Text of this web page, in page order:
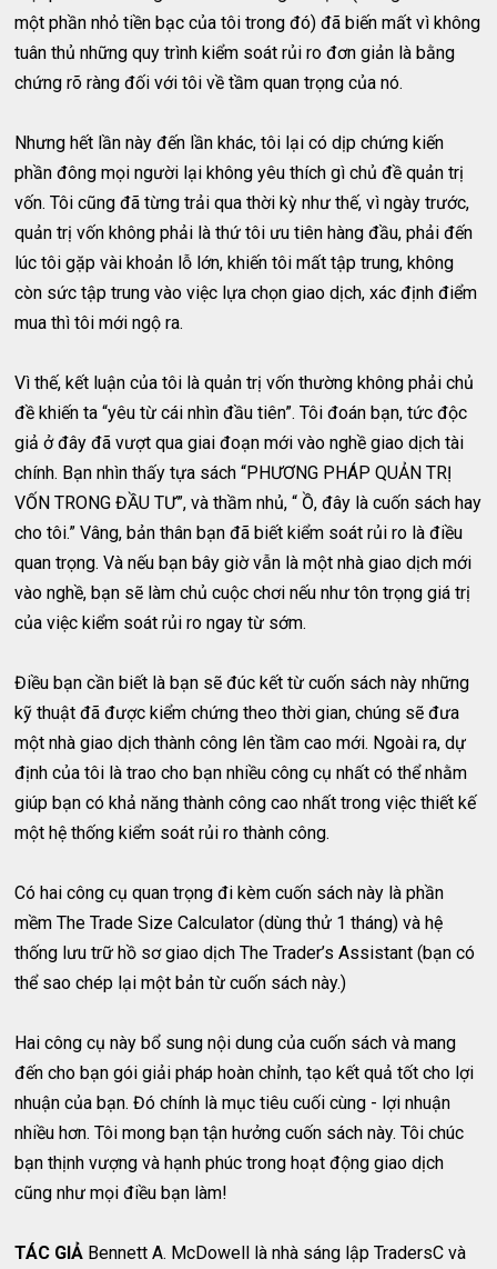
một phần nhỏ tiền bạc của tôi trong đó) đã biến mất vì không
tuân thủ những quy trình kiểm soát rủi ro đơn giản là bằng
chứng rõ ràng đối với tôi về tầm quan trọng của nó.
Nhưng hết lần này đến lần khác, tôi lại có dịp chứng kiến
phần đông mọi người lại không yêu thích gì chủ đề quản trị
vốn. Tôi cũng đã từng trải qua thời kỳ như thế, vì ngày trước,
quản trị vốn không phải là thứ tôi ưu tiên hàng đầu, phải đến
lúc tôi gặp vài khoản lỗ lớn, khiến tôi mất tập trung, không
còn sức tập trung vào việc lựa chọn giao dịch, xác định điểm
mua thì tôi mới ngộ ra.
Vì thế, kết luận của tôi là quản trị vốn thường không phải chủ
đề khiến ta “yêu từ cái nhìn đầu tiên”. Tôi đoán bạn, tức độc
giả ở đây đã vượt qua giai đoạn mới vào nghề giao dịch tài
chính. Bạn nhìn thấy tựa sách “PHƯƠNG PHÁP QUẢN TRỊ
VỐN TRONG ĐẦU TƯ”, và thầm nhủ, “ Ồ, đây là cuốn sách hay
cho tôi.” Vâng, bản thân bạn đã biết kiểm soát rủi ro là điều
quan trọng. Và nếu bạn bây giờ vẫn là một nhà giao dịch mới
vào nghề, bạn sẽ làm chủ cuộc chơi nếu như tôn trọng giá trị
của việc kiểm soát rủi ro ngay từ sớm.
Điều bạn cần biết là bạn sẽ đúc kết từ cuốn sách này những
kỹ thuật đã được kiểm chứng theo thời gian, chúng sẽ đưa
một nhà giao dịch thành công lên tầm cao mới. Ngoài ra, dự
định của tôi là trao cho bạn nhiều công cụ nhất có thể nhằm
giúp bạn có khả năng thành công cao nhất trong việc thiết kế
một hệ thống kiểm soát rủi ro thành công.
Có hai công cụ quan trọng đi kèm cuốn sách này là phần
mềm The Trade Size Calculator (dùng thử 1 tháng) và hệ
thống lưu trữ hồ sơ giao dịch The Trader’s Assistant (bạn có
thể sao chép lại một bản từ cuốn sách này.)
Hai công cụ này bổ sung nội dung của cuốn sách và mang
đến cho bạn gói giải pháp hoàn chỉnh, tạo kết quả tốt cho lợi
nhuận của bạn. Đó chính là mục tiêu cuối cùng - lợi nhuận
nhiều hơn. Tôi mong bạn tận hưởng cuốn sách này. Tôi chúc
bạn thịnh vượng và hạnh phúc trong hoạt động giao dịch
cũng như mọi điều bạn làm!
TÁC GIẢ Bennett A. McDowell là nhà sáng lập TradersC và